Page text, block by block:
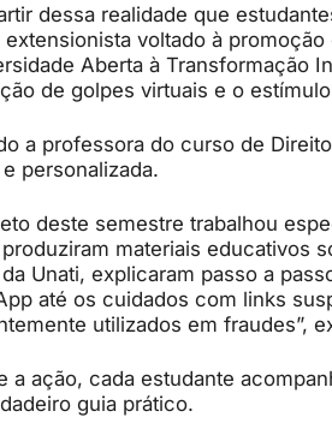
dessa realidade que
extensionista voltado à
Aberta à Transformação
de golpes virtuais e o
a professora do curso de
personalizada.
deste semestre trabalhou
materiais educativos
Unati, explicaram passo a
até os cuidados com links
utilizados em fraudes”,
a ação, cada estudante
guia prático.